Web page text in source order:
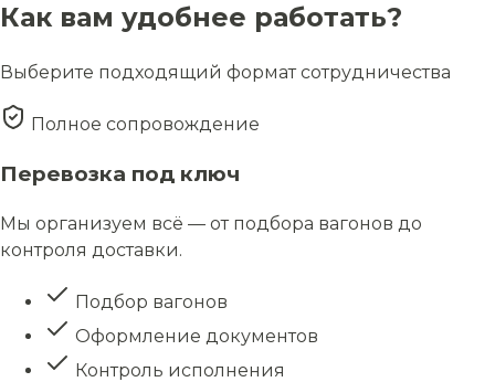
Как вам удобнее работать?
Выберите подходящий формат сотрудничества
Полное сопровождение
Перевозка под ключ
Мы организуем всё — от подбора вагонов до
контроля доставки.
Подбор вагонов
Оформление документов
Контроль исполнения